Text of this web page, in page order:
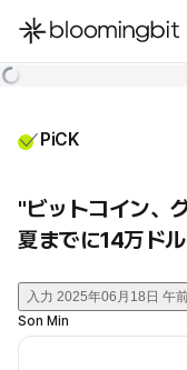
한국어
PiCK
"ビットコイン、
夏までに14万ド
入力 2025年06月18日 午
Son Min